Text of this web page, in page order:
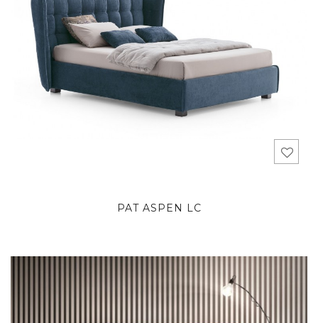
PAT ASPEN LC